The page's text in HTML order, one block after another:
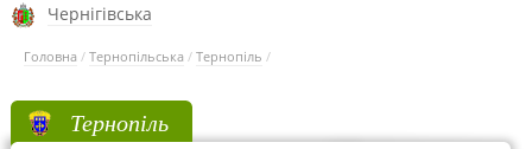
Чернігівська
Головна / Тернопільська / Тернопіль /
Тернопіль